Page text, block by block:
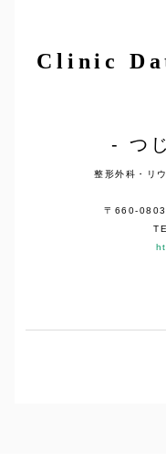
Clinic
つ
整形外科・リ
〒660-0803